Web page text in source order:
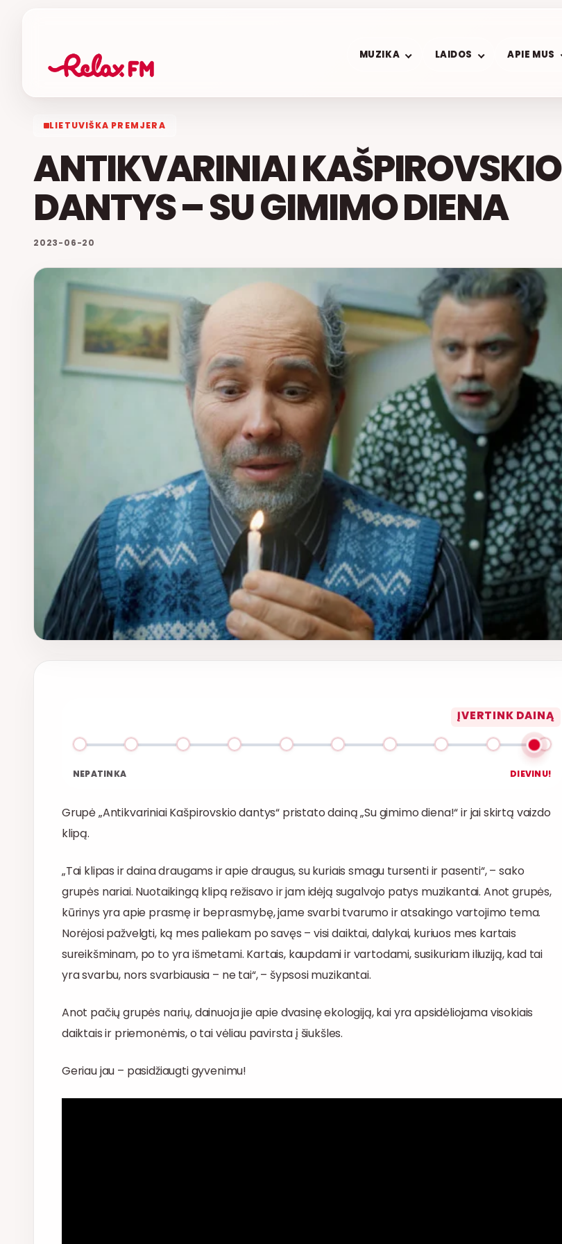
MUZIKA LAIDOS APIE MUS
LIETUVIŠKA PREMJERA
ANTIKVARINIAI KAŠPIROVSKIO
DANTYS – SU GIMIMO DIENA
2023-06-20
ĮVERTINK DAINĄ
NEPATINKA DIEVINU!
Grupė „Antikvariniai Kašpirovskio dantys“ pristato dainą „Su gimimo diena!“ ir jai skirtą vaizdo
klipą.
„Tai klipas ir daina draugams ir apie draugus, su kuriais smagu tursenti ir pasenti“, – sako
grupės nariai. Nuotaikingą klipą režisavo ir jam idėją sugalvojo patys muzikantai. Anot grupės,
kūrinys yra apie prasmę ir beprasmybę, jame svarbi tvarumo ir atsakingo vartojimo tema.
Norėjosi pažvelgti, ką mes paliekam po savęs – visi daiktai, dalykai, kuriuos mes kartais
sureikšminam, po to yra išmetami. Kartais, kaupdami ir vartodami, susikuriam iliuziją, kad tai
yra svarbu, nors svarbiausia – ne tai“, – šypsosi muzikantai.
Anot pačių grupės narių, dainuoja jie apie dvasinę ekologiją, kai yra apsidėliojama visokiais
daiktais ir priemonėmis, o tai vėliau pavirsta į šiukšles.
Geriau jau – pasidžiaugti gyvenimu!